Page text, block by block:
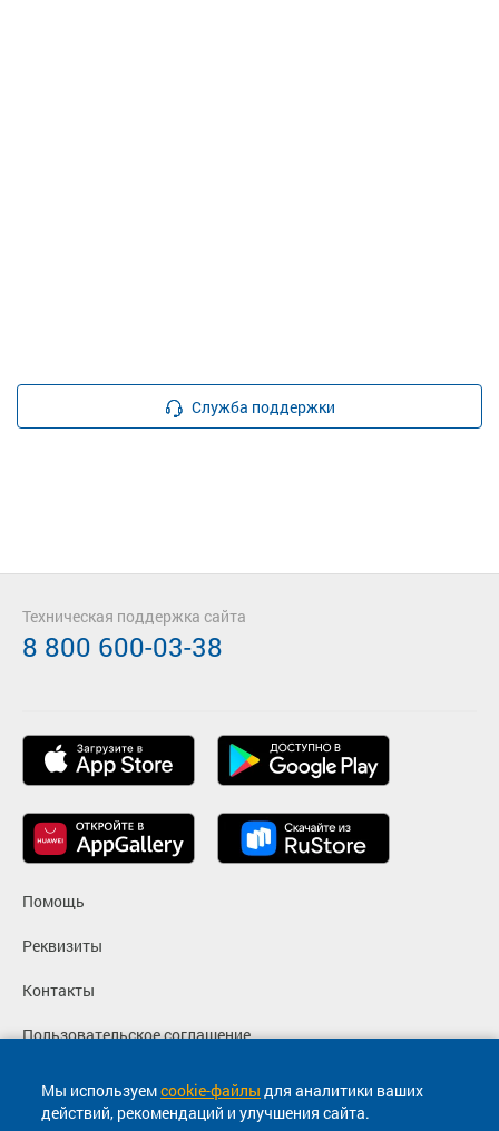
Служба поддержки
Мы используемcookie-файлы для аналитики ваших
действий, рекомендаций и улучшения сайта.
Помощь
Реквизиты
Контакты
Пользовательское соглашение
Политика конфиденциальности
Согласие на маркетинговые сообщения
Техническая поддержка сайта
8 800 600-03-38